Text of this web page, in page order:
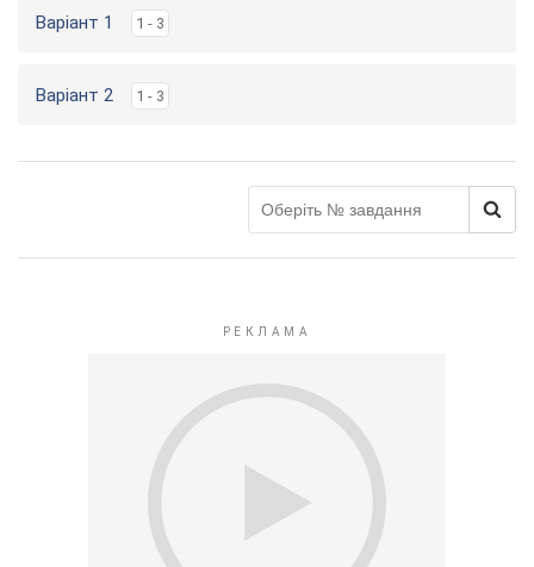
Варіант 1 1 - 3
Варіант 2 1 - 3